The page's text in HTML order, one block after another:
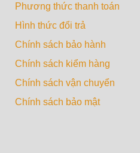
Phương thức thanh toán
Hình thức đổi trả
Chính sách bảo hành
Chính sách kiểm hàng
Chính sách vận chuyển
Chính sách bảo mật